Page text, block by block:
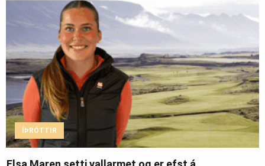
ÍÞRÓTTIR